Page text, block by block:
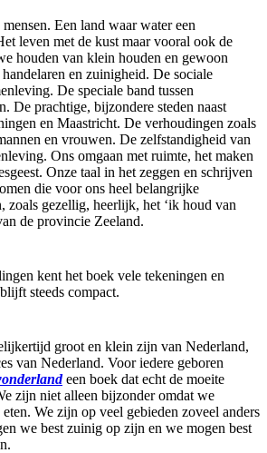
Een land waar water een
leven met de kust maar vooral ook de
houden van klein houden en gewoon
en zuinigheid. De sociale
De speciale band tussen
De prachtige, bijzondere steden naast
en Maastricht. De verhoudingen zoals
en vrouwen. De zelfstandigheid van
Ons omgaan met ruimte, het maken
Onze taal in het zeggen en schrijven
die voor ons heel belangrijke
zoals gezellig, heerlijk, het ‘ik houd van
de provincie Zeeland.
kent het boek vele tekeningen en
steeds compact.
groot en klein zijn van Nederland,
van Nederland. Voor iedere geboren
een boek dat echt de moeite
zijn niet alleen bijzonder omdat we
We zijn op veel gebieden zoveel anders
we best zuinig op zijn en we mogen best